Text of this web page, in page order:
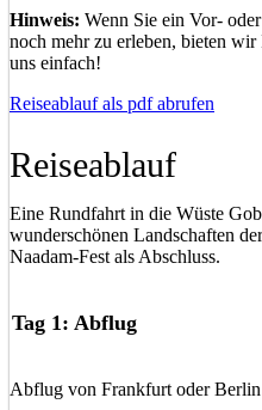
Hinweis: Wenn Sie ein Vor-
noch mehr zu erleben, bieten
uns einfach!
Reiseablauf als pdf abrufen
Reiseablauf
Eine Rundfahrt in die Wüste
wunderschönen Landschaften
Naadam-Fest als Abschluss.
Tag 1: Abflug
Abflug von Frankfurt oder Berlin